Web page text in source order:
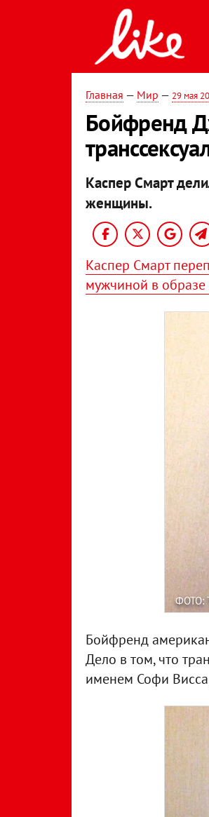
Главная — Мир — 29 мая
Бойфренд
Каспер Смарт
женщины.
Каспер Смарт
мужчиной в
ФОТО:
Бойфренд
Дело в том, что
именем Софи